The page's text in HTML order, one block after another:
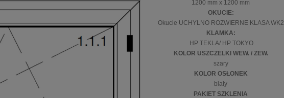
1200 mm x 1200 mm
OKUCIE:
Okucie UCHYLNO ROZWIERNE KLASA WK2
KLAMKA:
HP TEKLA/ HP TOKYO
KOLOR USZCZELKI WEW. / ZEW.
szary
KOLOR OSŁONEK
biały
PAKIET SZKLENIA